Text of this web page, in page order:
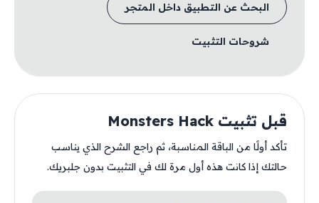
البحث عن التطبيق داخل المتجر
شروحات التثبيت
قبل تثبيت Monsters Hack
تأكد أولًا من الباقة المناسبة، ثم راجع الشرح الذي يناسب
حالتك إذا كانت هذه أول مرة لك في التثبيت بدون جلبريك.